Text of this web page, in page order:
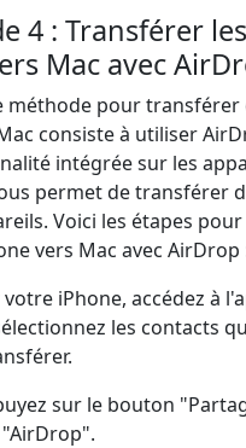
4 : Transférer
Mac avec
méthode pour transférer
consiste à utiliser
intégrée sur les
permet de transférer
Voici les étapes
vers Mac avec AirDrop
votre iPhone, accédez à
les contacts
sur le bouton